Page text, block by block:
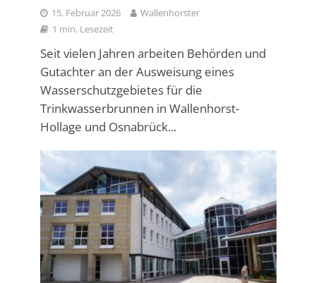
15. Februar 2026
Wallenhorster
1 min. Lesezeit
Seit vielen Jahren arbeiten Behörden und
Gutachter an der Ausweisung eines
Wasserschutzgebietes für die
Trinkwasserbrunnen in Wallenhorst-
Hollage und Osnabrück...